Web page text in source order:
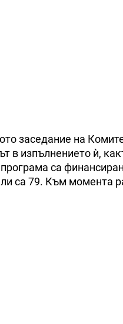
заседание на
в изпълнението ѝ,
са
са 79. Към момента